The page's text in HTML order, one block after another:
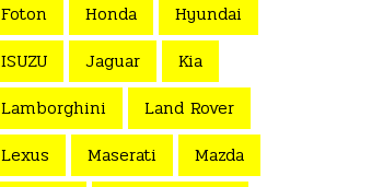
Foton
Honda
Hyundai
ISUZU
Jaguar
Kia
Lamborghini
Land Rover
Lexus
Maserati
Mazda